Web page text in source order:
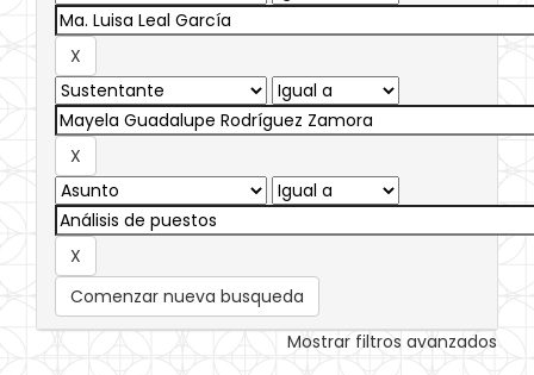
Comenzar nueva busqueda
Mostrar filtros avanzados